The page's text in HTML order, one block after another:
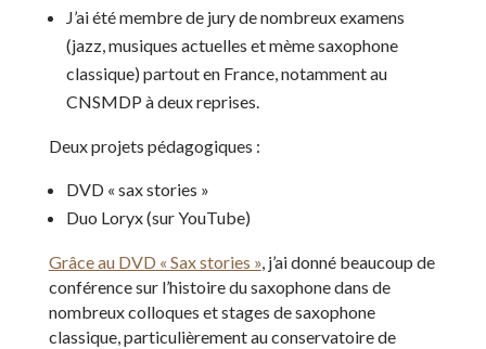
J’ai été membre de jury de nombreux examens
(jazz, musiques actuelles et mème saxophone
classique) partout en France, notamment au
CNSMDP à deux reprises.
Deux projets pédagogiques :
DVD « sax stories »
Duo Loryx (sur YouTube)
Grâce au DVD « Sax stories », j’ai donné beaucoup de
conférence sur l’histoire du saxophone dans de
nombreux colloques et stages de saxophone
classique, particulièrement au conservatoire de